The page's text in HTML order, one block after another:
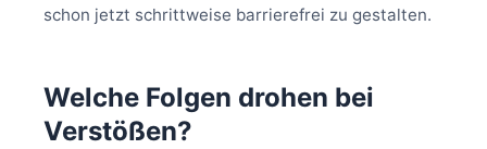
schon jetzt schrittweise barrierefrei zu gestalten.
Welche Folgen drohen bei
Verstößen?